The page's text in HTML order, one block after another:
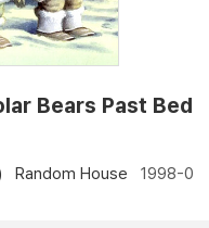
Bears Past Bed
Random House 1998-0